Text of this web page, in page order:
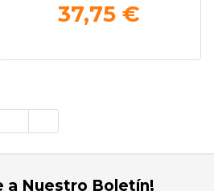
37,75 €
a Nuestro Boletín!